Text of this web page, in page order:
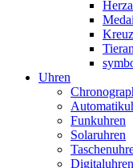
Uhren
Funkuhren
Solaruhren
Digitaluhren